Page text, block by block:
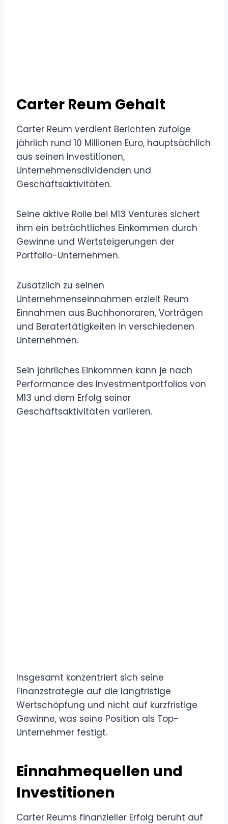
Carter Reum Gehalt
Carter Reum verdient Berichten zufolge
jährlich rund 10 Millionen Euro, hauptsächlich
aus seinen Investitionen,
Unternehmensdividenden und
Geschäftsaktivitäten.
Seine aktive Rolle bei M13 Ventures sichert
ihm ein beträchtliches Einkommen durch
Gewinne und Wertsteigerungen der
Portfolio-Unternehmen.
Zusätzlich zu seinen
Unternehmenseinnahmen erzielt Reum
Einnahmen aus Buchhonoraren, Vorträgen
und Beratertätigkeiten in verschiedenen
Unternehmen.
Sein jährliches Einkommen kann je nach
Performance des Investmentportfolios von
M13 und dem Erfolg seiner
Geschäftsaktivitäten variieren.
Insgesamt konzentriert sich seine
Finanzstrategie auf die langfristige
Wertschöpfung und nicht auf kurzfristige
Gewinne, was seine Position als Top-
Unternehmer festigt.
Einnahmequellen und
Investitionen
Carter Reums finanzieller Erfolg beruht auf